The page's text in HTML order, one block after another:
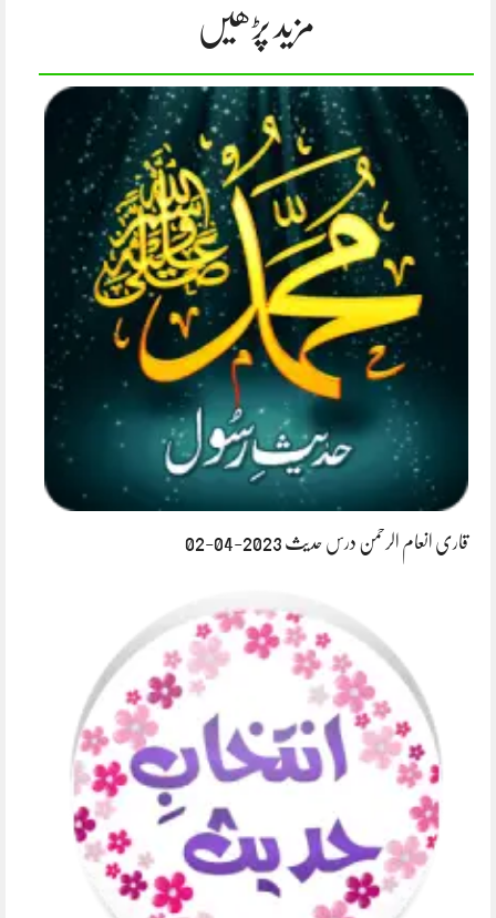
مزید پڑھیں
قاری انعام الرحمن درس حدیث 2023-04-02